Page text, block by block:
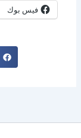
فيس بوك